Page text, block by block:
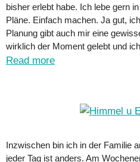
bisher erlebt habe. Ich lebe gern
Pläne. Einfach machen. Ja gut,
Planung gibt auch mir eine
wirklich der Moment gelebt und
Read more
Inzwischen bin ich in der Familie
jeder Tag ist anders. Am